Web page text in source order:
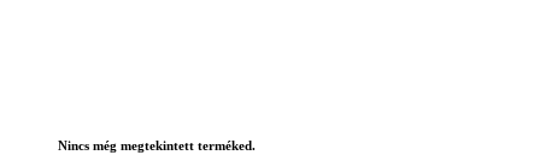
Nincs még megtekintett terméked.